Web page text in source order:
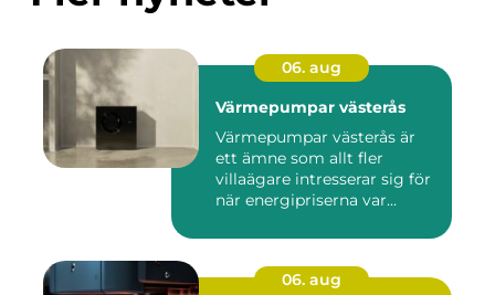
06. aug
Värmepumpar västerås
Värmepumpar västerås är
ett ämne som allt fler
villaägare intresserar sig för
när energipriserna var...
06. aug